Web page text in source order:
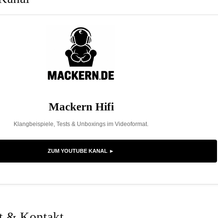
Mackern Hifi
Klangbeispiele, Tests & Unboxings im Videoformat.
ZUM YOUTUBE KANAL ►